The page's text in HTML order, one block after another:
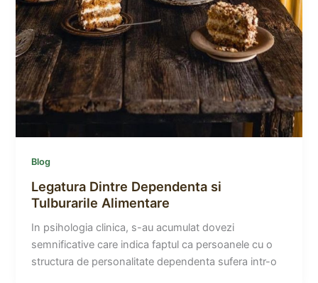
Blog
Legatura Dintre Dependenta si
Tulburarile Alimentare
In psihologia clinica, s-au acumulat dovezi
semnificative care indica faptul ca persoanele cu o
structura de personalitate dependenta sufera intr-o